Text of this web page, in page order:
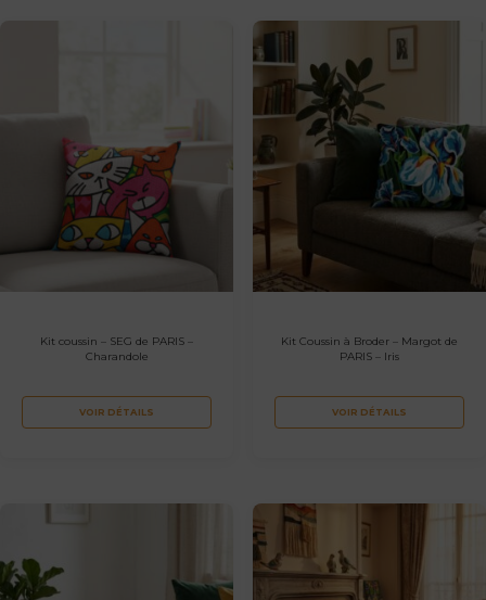
Kit coussin – SEG de PARIS –
Charandole
VOIR DÉTAILS
Kit Coussin à Broder – Margot de
PARIS – Iris
VOIR DÉTAILS